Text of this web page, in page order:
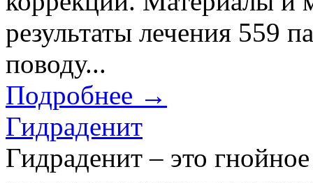
результаты лечения 559
поводу...
Подробнее →
Гидраденит
Гидраденит – это